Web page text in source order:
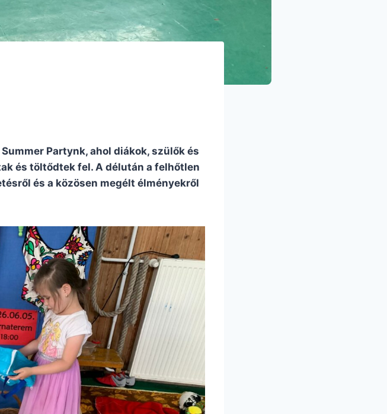
Partynk, ahol diákok, szülők és
és töltődtek fel. A délután a felhőtlen
és a közösen megélt élményekről